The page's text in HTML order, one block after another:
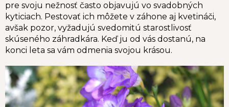
pre svoju nežnosť často objavujú vo svadobných
kyticiach. Pestovať ich môžete v záhone aj kvetináči,
avšak pozor, vyžadujú svedomitú starostlivosť
skúseného záhradkára. Keď ju od vás dostanú, na
konci leta sa vám odmenia svojou krásou.